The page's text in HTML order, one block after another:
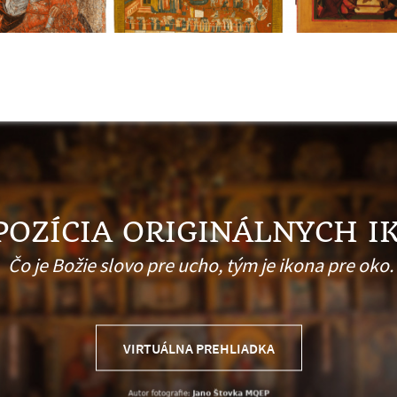
ORIGINÁLNYCH
Čo je Božie slovo pre ucho, tým je ikona pre oko.
VIRTUÁLNA PREHLIADKA